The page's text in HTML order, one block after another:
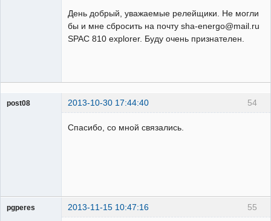
День добрый, уважаемые релейщики. Не могли
бы и мне сбросить на почту sha-energo@mail.ru
SPAC 810 explorer. Буду очень признателен.
54
post08 2013-10-30 17:44:40
Спасибо, со мной связались.
55
pgperes 2013-11-15 10:47:16